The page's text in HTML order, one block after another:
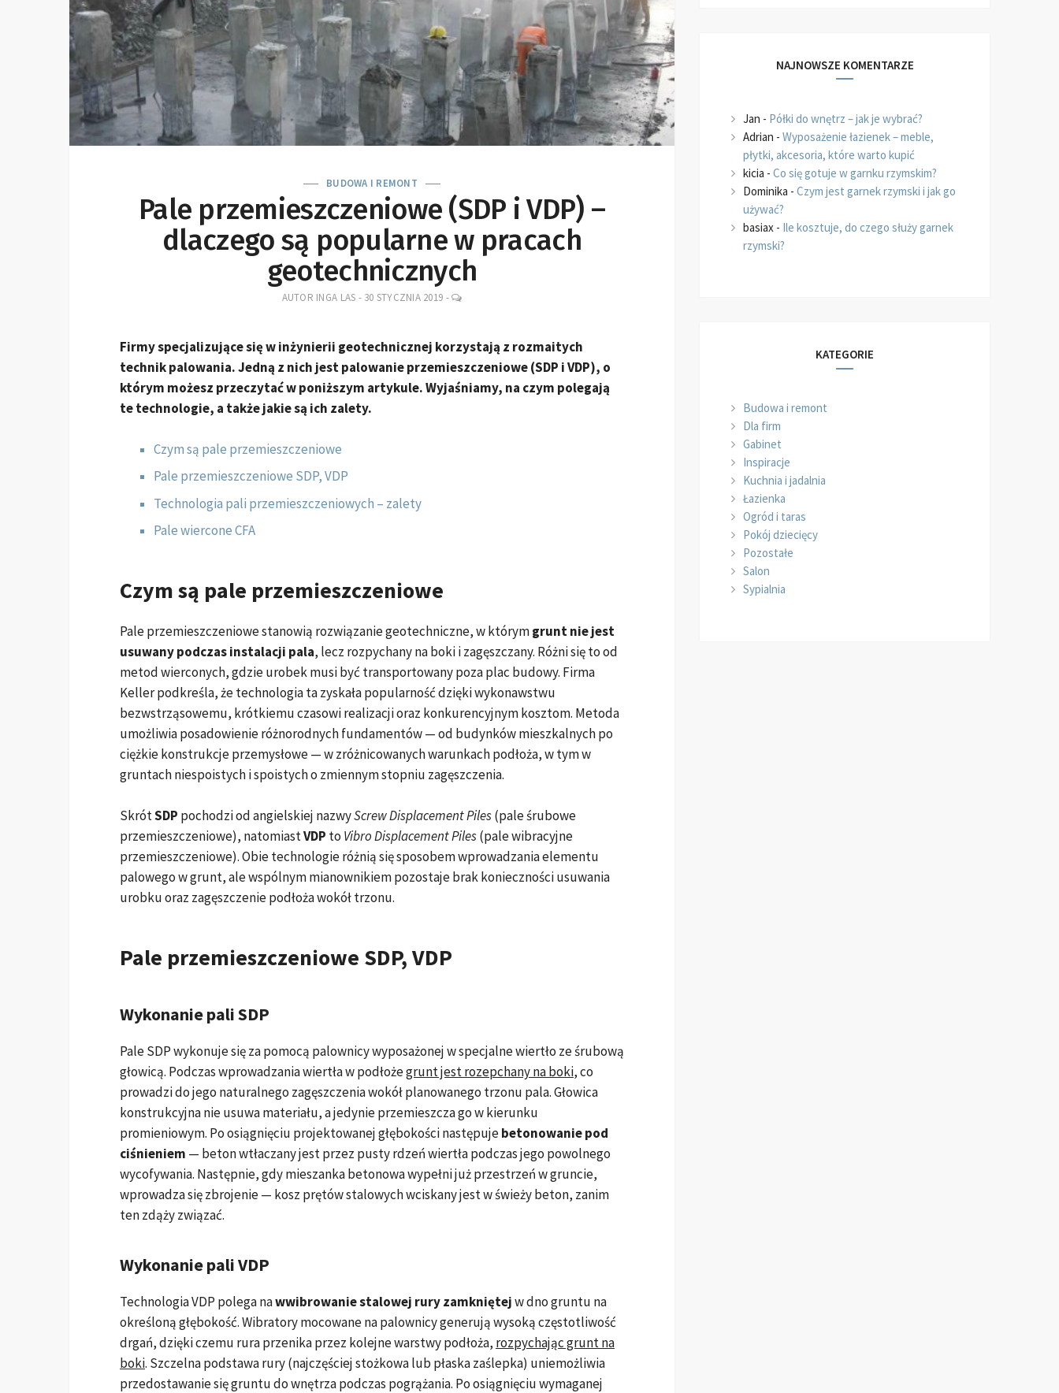
BUDOWA I REMONT
Pale przemieszczeniowe (SDP i VDP) –
dlaczego są popularne w pracach
geotechnicznych
AUTOR INGA LAS - 30 STYCZNIA 2019 -
LEAVE
Firmy specjalizujące się w inżynierii geotechnicznej korzystają z rozmaitych
technik palowania. Jedną z nich jest palowanie przemieszczeniowe (SDP i VDP), o
którym możesz przeczytać w poniższym artykule. Wyjaśniamy, na czym polegają
te technologie, a także jakie są ich zalety.
Czym są pale przemieszczeniowe
Pale przemieszczeniowe SDP, VDP
Technologia pali przemieszczeniowych – zalety
Pale wiercone CFA
Czym są pale przemieszczeniowe
Pale przemieszczeniowe stanowią rozwiązanie geotechniczne, w którymgrunt nie jest
usuwany podczas instalacji pala, lecz rozpychany na boki i zagęszczany. Różni się to od
metod wierconych, gdzie urobek musi być transportowany poza plac budowy. Firma
Keller podkreśla, że technologia ta zyskała popularność dzięki wykonawstwu
bezwstrząsowemu, krótkiemu czasowi realizacji oraz konkurencyjnym kosztom. Metoda
umożliwia posadowienie różnorodnych fundamentów — od budynków mieszkalnych po
ciężkie konstrukcje przemysłowe — w zróżnicowanych warunkach podłoża, w tym w
gruntach niespoistych i spoistych o zmiennym stopniu zagęszczenia.
SkrótSDP pochodzi od angielskiej nazwyScrew Displacement Piles(pale śrubowe
przemieszczeniowe), natomiastVDP to Vibro Displacement Piles(pale wibracyjne
przemieszczeniowe). Obie technologie różnią się sposobem wprowadzania elementu
palowego w grunt, ale wspólnym mianownikiem pozostaje brak konieczności usuwania
urobku oraz zagęszczenie podłoża wokół trzonu.
Pale przemieszczeniowe SDP, VDP
Wykonanie pali SDP
Pale SDP wykonuje się za pomocą palownicy wyposażonej w specjalne wiertło ze śrubową
głowicą. Podczas wprowadzania wiertła w podłożegrunt jest rozepchany na boki, co
prowadzi do jego naturalnego zagęszczenia wokół planowanego trzonu pala. Głowica
konstrukcyjna nie usuwa materiału, a jedynie przemieszcza go w kierunku
promieniowym. Po osiągnięciu projektowanej głębokości następujebetonowanie pod
ciśnieniem — beton wtłaczany jest przez pusty rdzeń wiertła podczas jego powolnego
wycofywania. Następnie, gdy mieszanka betonowa wypełni już przestrzeń w gruncie,
wprowadza się zbrojenie — kosz prętów stalowych wciskany jest w świeży beton, zanim
ten zdąży związać.
Wykonanie pali VDP
Technologia VDP polega nawwibrowanie stalowej rury zamkniętejw dno gruntu na
określoną głębokość. Wibratory mocowane na palownicy generują wysoką częstotliwość
drgań, dzięki czemu rura przenika przez kolejne warstwy podłoża, rozpychając grunt na
boki. Szczelna podstawa rury (najczęściej stożkowa lub płaska zaślepka) uniemożliwia
przedostawanie się gruntu do wnętrza podczas pogrążania. Po osiągnięciu wymaganej
NAJNOWSZE KOMENTARZE
Jan - Półki do wnętrz – jak je wybrać?
Adrian - Wyposażenie łazienek – meble,
płytki, akcesoria, które warto kupić
kicia - Co się gotuje w garnku rzymskim?
Dominika - Czym jest garnek rzymski i jak go
używać?
basiax - Ile kosztuje, do czego służy garnek
rzymski?
KATEGORIE
Budowa i remont
Dla firm
Gabinet
Inspiracje
Kuchnia i jadalnia
Łazienka
Ogród i taras
Pokój dziecięcy
Pozostałe
Salon
Sypialnia